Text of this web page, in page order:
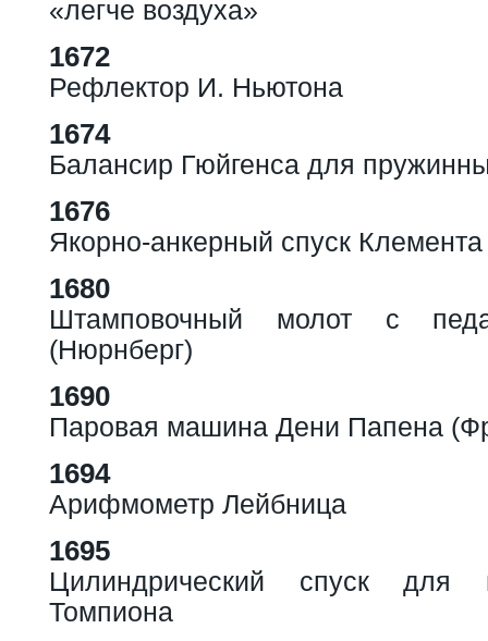
«легче воздуха»
1672
Рефлектор И. Ньютона
1674
Балансир Гюйгенса для
1676
Якорно-анкерный спуск Клемента
1680
Штамповочный молот с
(Нюрнберг)
1690
Паровая машина Дени Папена
1694
Арифмометр Лейбница
1695
Цилиндрический спуск для
Томпиона